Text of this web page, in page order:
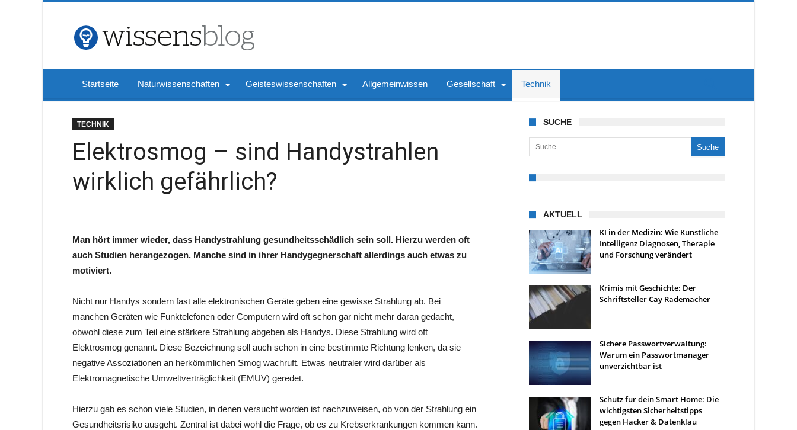
Startseite Naturwissenschaften Geisteswissenschaften Allgemeinwissen Gesellschaft Technik
TECHNIK
Elektrosmog – sind Handystrahlen
wirklich gefährlich?
Man hört immer wieder, dass Handystrahlung gesundheitsschädlich sein soll. Hierzu werden oft
auch Studien herangezogen. Manche sind in ihrer Handygegnerschaft allerdings auch etwas zu
motiviert.
Nicht nur Handys sondern fast alle elektronischen Geräte geben eine gewisse Strahlung ab. Bei
manchen Geräten wie Funktelefonen oder Computern wird oft schon gar nicht mehr daran gedacht,
obwohl diese zum Teil eine stärkere Strahlung abgeben als Handys. Diese Strahlung wird oft
Elektrosmog genannt. Diese Bezeichnung soll auch schon in eine bestimmte Richtung lenken, da sie
negative Assoziationen an herkömmlichen Smog wachruft. Etwas neutraler wird darüber als
Elektromagnetische Umweltverträglichkeit (EMUV) geredet.
Hierzu gab es schon viele Studien, in denen versucht worden ist nachzuweisen, ob von der Strahlung ein
Gesundheitsrisiko ausgeht. Zentral ist dabei wohl die Frage, ob es zu Krebserkrankungen kommen kann.
SUCHE
Suche nach:
AKTUELL
KI in der Medizin: Wie Künstliche
Intelligenz Diagnosen, Therapie
und Forschung verändert
Krimis mit Geschichte: Der
Schriftsteller Cay Rademacher
Sichere Passwortverwaltung:
Warum ein Passwortmanager
unverzichtbar ist
Schutz für dein Smart Home: Die
wichtigsten Sicherheitstipps
gegen Hacker & Datenklau